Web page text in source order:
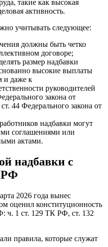
такие как высокая
активность.
учитывать следующее:
должны быть четко
договоре;
размер надбавки
высокие выплаты
и даже к
руководителей
закона от
44 Федерального закона от
надбавки могут
соглашениями или
актами.
надбавки с
РФ
2026 года вынес
оценил конституционность
ч. 1 ст. 129 ТК РФ, ст. 132
правила, которые служат